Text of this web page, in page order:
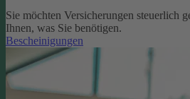
Sie möchten Versicherungen steuerlich
Ihnen, was Sie benötigen.
Bescheinigungen